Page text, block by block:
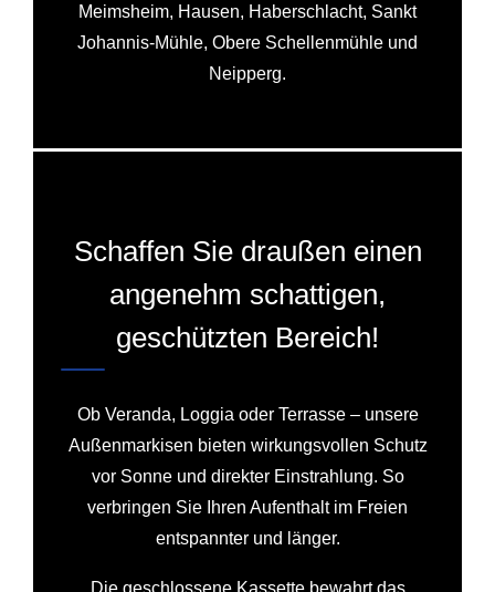
Meimsheim, Hausen, Haberschlacht, Sankt
Johannis-Mühle, Obere Schellenmühle und
Neipperg.
Schaffen Sie draußen einen
angenehm schattigen,
geschützten Bereich!
Ob Veranda, Loggia oder Terrasse – unsere
Außenmarkisen bieten wirkungsvollen Schutz
vor Sonne und direkter Einstrahlung. So
verbringen Sie Ihren Aufenthalt im Freien
entspannter und länger.